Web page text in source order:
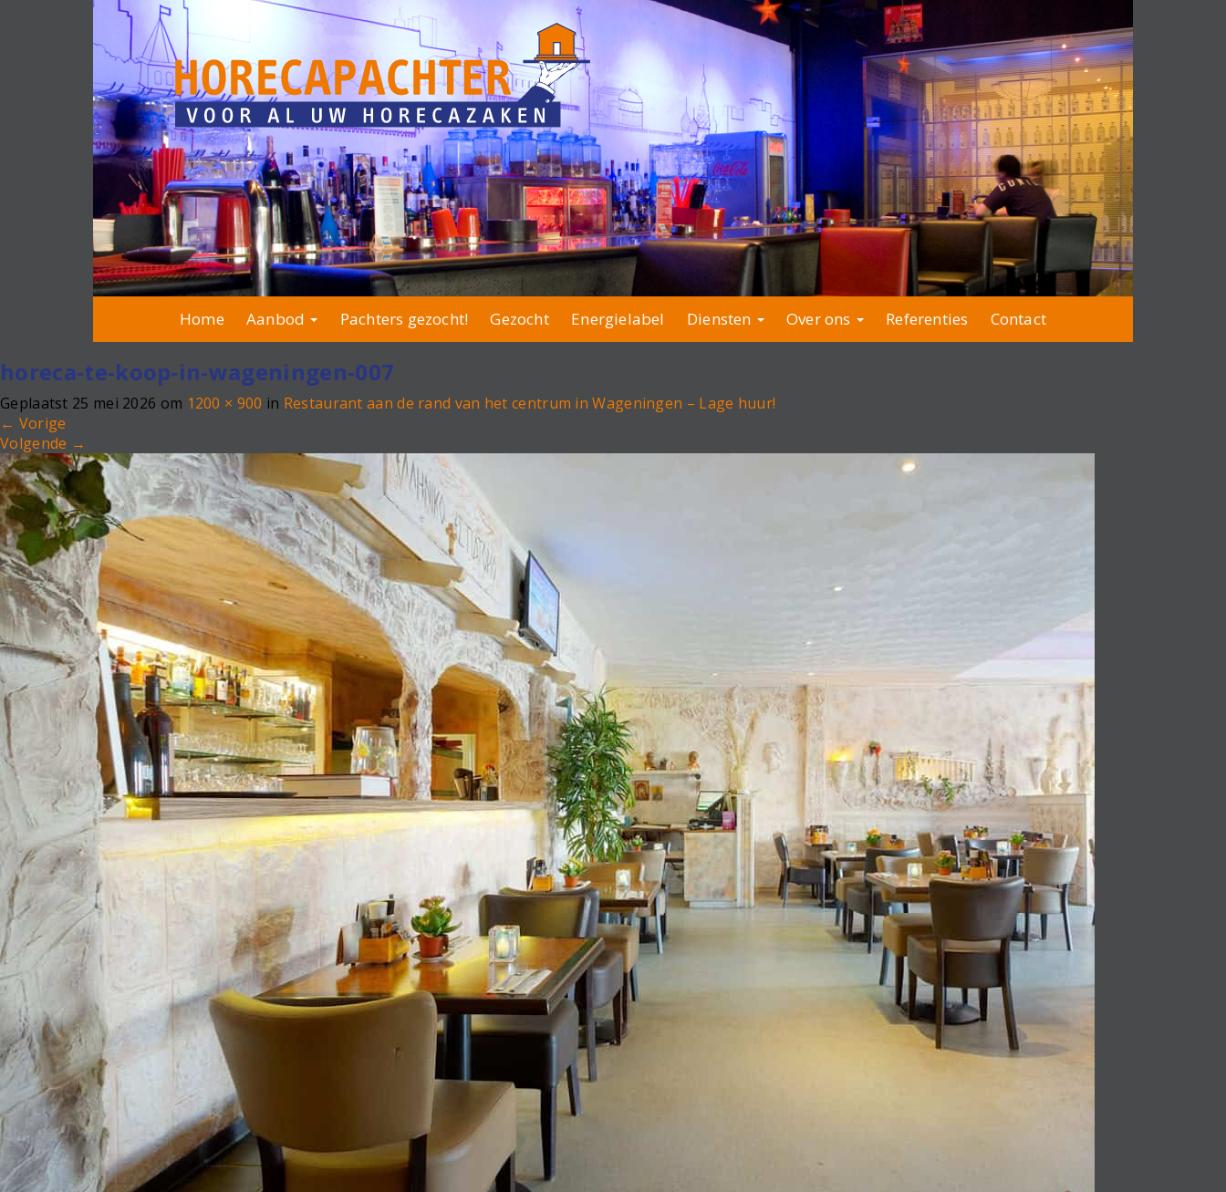
Home Aanbod Pachters gezocht! Gezocht Energielabel Diensten Over ons Referenties Contact
horeca-te-koop-in-wageningen-007
Geplaatst 25 mei 2026 om 1200 × 900 in Restaurant aan de rand van het centrum in Wageningen – Lage huur!
← Vorige
Volgende →